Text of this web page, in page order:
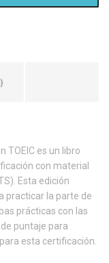
TOEIC es un libro
con material
Esta edición
practicar la parte de
prácticas con las
puntaje para
esta certificación.